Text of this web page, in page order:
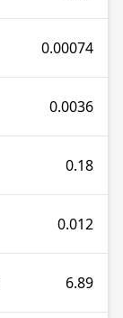
0.00074
0.0036
0.18
0.012
6.89